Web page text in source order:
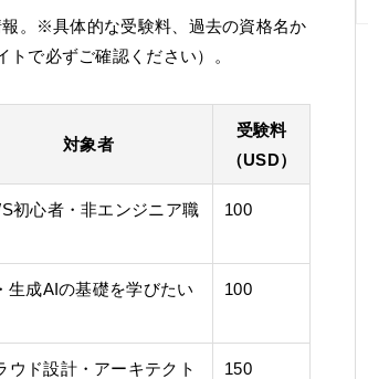
。※具体的な受験料、過去の資格名か
で必ずご確認ください）。
対象者
受験料
（USD）
初心者・非エンジニア職 100
生成AIの基礎を学びたい
100
ウド設計・アーキテクト
150